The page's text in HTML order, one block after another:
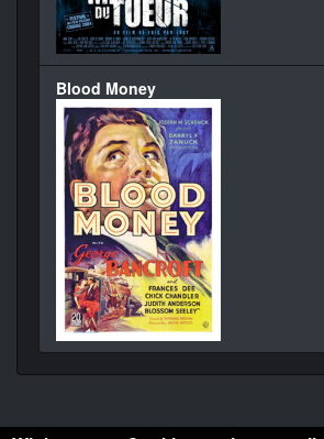
Blood Money